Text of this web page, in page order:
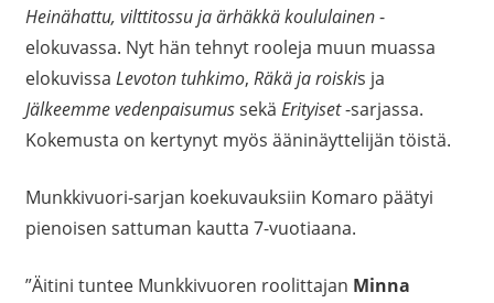
Heinähattu, vilttitossu ja ärhäkkä koululainen-
elokuvassa. Nyt hän tehnyt rooleja muun muassa
elokuvissa Levoton tuhkimo, Räkä ja roiskis ja
Jälkeemme vedenpaisumussekä Erityiset-sarjassa.
Kokemusta on kertynyt myös ääninäyttelijän töistä.
Munkkivuori-sarjan koekuvauksiin Komaro päätyi
pienoisen sattuman kautta 7-vuotiaana.
”Äitini tuntee Munkkivuoren roolittajan Minna